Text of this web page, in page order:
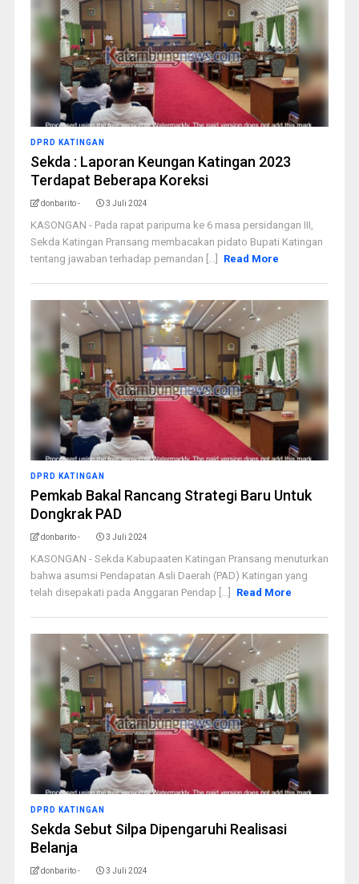
DPRD KATINGAN
Sekda : Laporan Keungan Katingan 2023
Terdapat Beberapa Koreksi
donbarito - 3 Juli 2024
KASONGAN - Pada rapat paripurna ke 6 masa persidangan III,
Sekda Katingan Pransang membacakan pidato Bupati Katingan
tentang jawaban terhadap pemandan [...]
Read More
DPRD KATINGAN
Pemkab Bakal Rancang Strategi Baru Untuk
Dongkrak PAD
donbarito - 3 Juli 2024
KASONGAN - Sekda Kabupaaten Katingan Pransang menuturkan
bahwa asumsi Pendapatan Asli Daerah (PAD) Katingan yang
telah disepakati pada Anggaran Pendap [...]
Read More
DPRD KATINGAN
Sekda Sebut Silpa Dipengaruhi Realisasi
Belanja
donbarito - 3 Juli 2024